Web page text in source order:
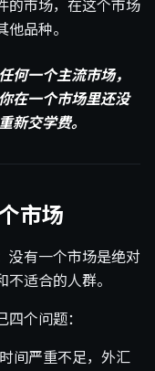
的市场，在这个市场
品种。
何一个主流市场，
在一个市场里还没
新交学费。
市场
没有一个市场是绝对
适合的人群。
个问题：
间严重不足，外汇